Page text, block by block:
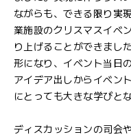
ながらも、できる限り実
業施設のクリスマスイベ
り上げることができまし
形になり、イベント当日
アイデア出しからイベン
にとっても大きな学びと
ディスカッションの司会